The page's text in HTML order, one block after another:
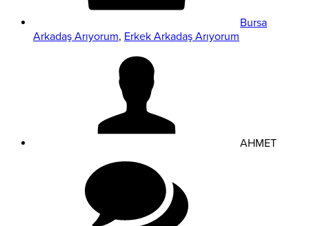
Bursa
Arkadaş Arıyorum, Erkek Arkadaş Arıyorum
AHMET